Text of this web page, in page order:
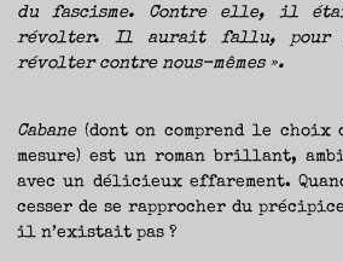
du fascisme. Contre elle, il
révolter. Il aurait fallu, pour
révolter contre nous-mêmes ».
Cabane(dont on comprend le
mesure) est un roman brillant,
avec un délicieux effarement.
cesser de se rapprocher du
il n’existait pas ?